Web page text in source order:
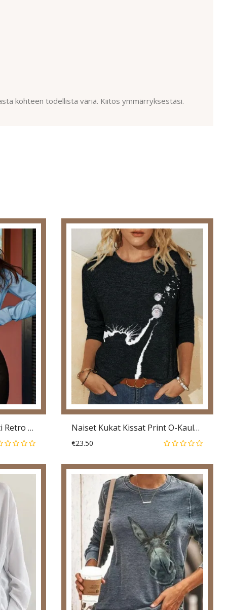
kohteen todellista väriä. Kiitos ymmärryksestäsi.
V-Kaula-Aukkoinen Muoti Retro Yksivärinen Pusero Naiset Kukat Kissat Print O-Kaula Pitkähihainen Rento T-Paita
€23.50